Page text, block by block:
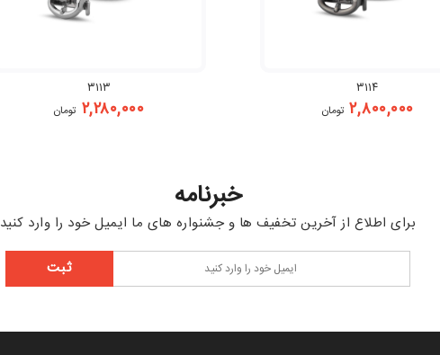
۳۱۱۴
۲,۸۰۰,۰۰۰ تومان
۳۱۱۳
۲,۲۸۰,۰۰۰ تومان
خبرنامه
برای اطلاع از آخرین تخفیف ها و جشنواره های ما ایمیل خود را وارد کنید